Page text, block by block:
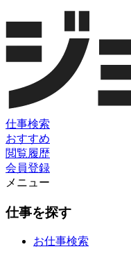
仕事検索
おすすめ
閲覧履歴
会員登録
メニュー
仕事を探す
お仕事検索